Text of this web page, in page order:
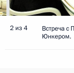
2 из 4
Встреча
Юнкером.